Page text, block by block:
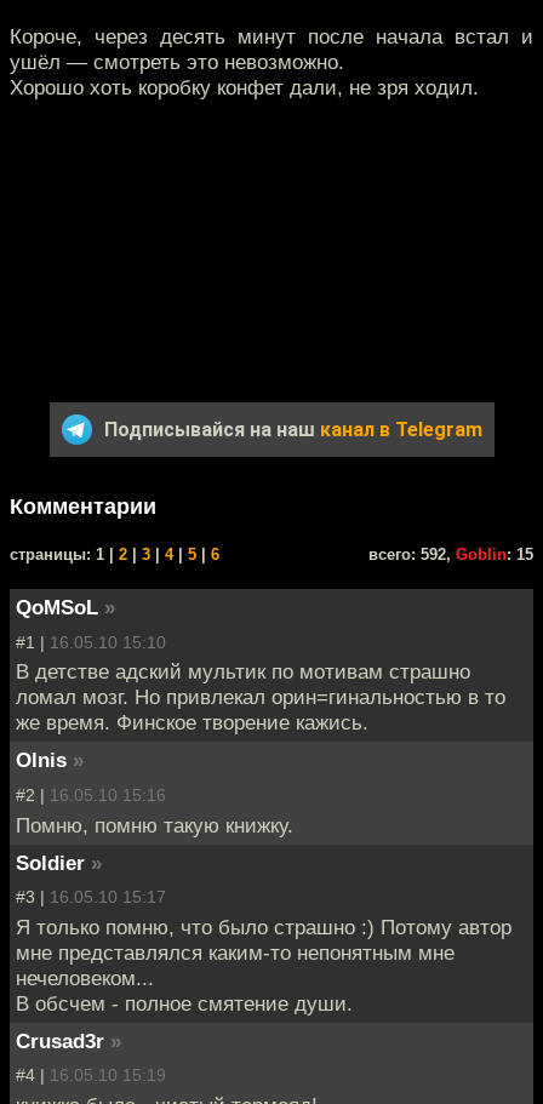
Короче, через десять минут после начала встал и
ушёл — смотреть это невозможно.
Хорошо хоть коробку конфет дали, не зря ходил.
Подписывайся на наш канал в Telegram
Комментарии
cтраницы: 1 | 2 3 4| 5 6 всего: 592, Goblin: 15
QoMSoL »
#1 | 16.05.10 15:10
В детстве адский мультик по мотивам страшно
ломал мозг. Но привлекал орин=гинальностью в то
же время. Финское творение кажись.
Olnis »
#2 | 16.05.10 15:16
Помню, помню такую книжку.
Soldier »
#3 | 16.05.10 15:17
Я только помню, что было страшно :) Потому автор
мне представлялся каким-то непонятным мне
нечеловеком...
В обсчем - полное смятение души.
Crusad3r »
#4 | 16.05.10 15:19